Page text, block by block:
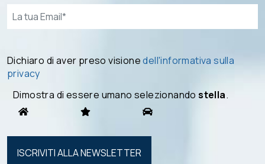
Email*
Dichiaro di aver preso visionedell'informativa sulla
privacy
Dimostra di essere umano selezionando stella.
Si prega di
lasciare